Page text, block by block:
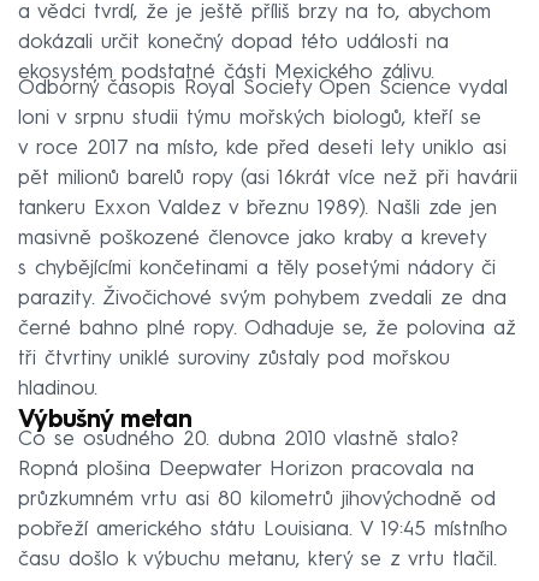
a vědci tvrdí, že je ještě příliš brzy na to, abychom
dokázali určit konečný dopad této události na
ekosystém podstatné části Mexického zálivu.
Odborný časopis Royal Society Open Science vydal
loni v srpnu studii týmu mořských biologů, kteří se
v roce 2017 na místo, kde před deseti lety uniklo asi
pět milionů barelů ropy (asi 16krát více než při havárii
tankeru Exxon Valdez v březnu 1989). Našli zde jen
masivně poškozené členovce jako kraby a krevety
s chybějícími končetinami a těly posetými nádory či
parazity. Živočichové svým pohybem zvedali ze dna
černé bahno plné ropy. Odhaduje se, že polovina až
tři čtvrtiny uniklé suroviny zůstaly pod mořskou
hladinou.
Výbušný metan
Co se osudného 20. dubna 2010 vlastně stalo?
Ropná plošina Deepwater Horizon pracovala na
průzkumném vrtu asi 80 kilometrů jihovýchodně od
pobřeží amerického státu Louisiana. V 19:45 místního
času došlo k výbuchu metanu, který se z vrtu tlačil.